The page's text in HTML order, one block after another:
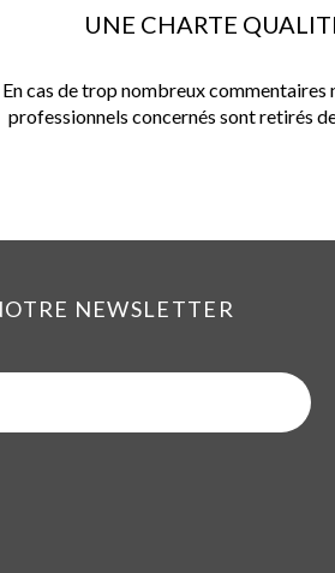
UNE CHARTE
En cas de trop nombreux commentaires
professionnels concernés sont retirés de
NEWSLETTER